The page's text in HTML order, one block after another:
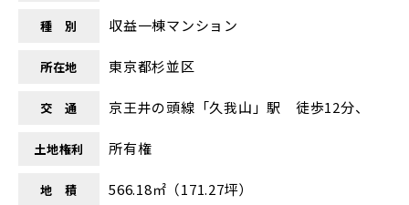
種 別 収益一棟マンション
所在地 東京都杉並区
交 通 京王井の頭線「久我山」駅 徒歩12分、
土地権利 所有権
地 積 566.18㎡（171.27坪）